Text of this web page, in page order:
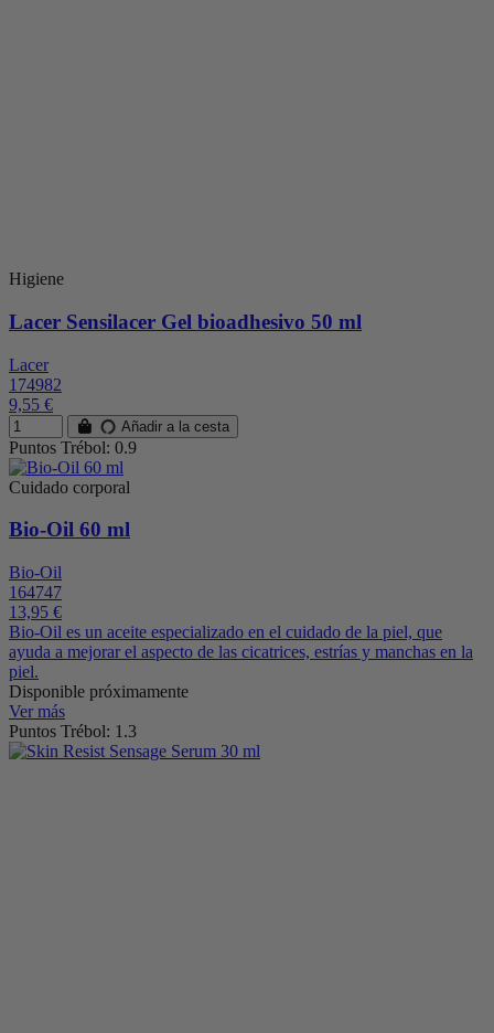
Higiene
Lacer Sensilacer Gel bioadhesivo 50 ml
Lacer
174982
9,55 €
Añadir a la cesta
Puntos Trébol: 0.9
Cuidado corporal
Bio-Oil 60 ml
Bio-Oil
164747
13,95 €
Bio‑Oil es un aceite especializado en el cuidado de la piel, que
ayuda a mejorar el aspecto de las cicatrices, estrías y manchas en la
piel.
Disponible próximamente
Ver más
Puntos Trébol: 1.3